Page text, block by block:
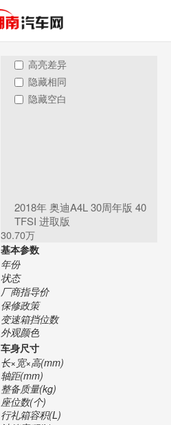
高亮差异
隐藏相同
隐藏空白
2018年 奥迪A4L 30周年版 40
TFSI 进取版
30.70万
基本参数
年份
状态
厂商指导价
保修政策
变速箱挡位数
外观颜色
车身尺寸
长×宽×高(mm)
轴距(mm)
整备质量(kg)
座位数(个)
行礼箱容积(L)